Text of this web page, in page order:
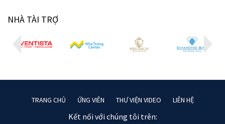
NHÀ TÀI TRỢ
TRANG CHỦ ỨNG VIÊN THƯ VIỆN VIDEO LIÊN HỆ
Kết nối với chúng tôi trên: